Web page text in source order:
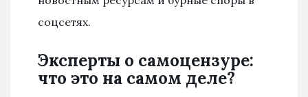
соцсетях.
Эксперты о самоцензуре:
что это на самом деле?